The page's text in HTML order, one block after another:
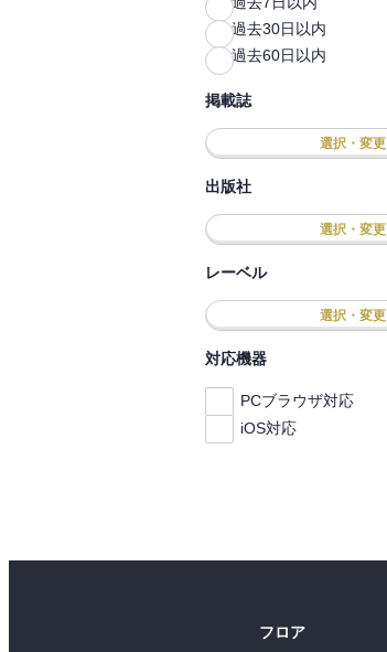
過去30日以内
過去60日以内
掲載誌
選択・変更
出版社
選択・変更
レーベル
選択・変更
対応機器
PCブラウザ対応
iOS対応
フロア